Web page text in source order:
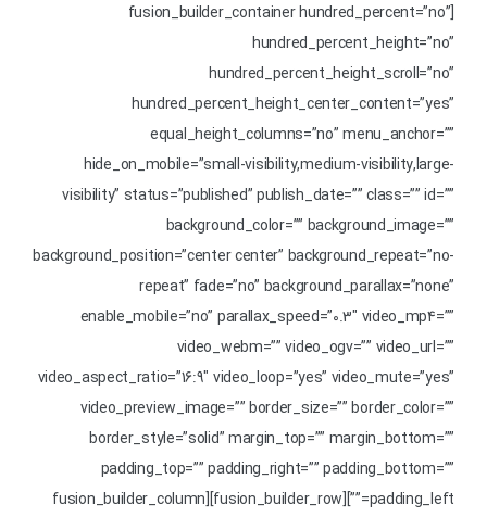
[fusion_builder_container hundred_percent=”no”
hundred_percent_height=”no”
hundred_percent_height_scroll=”no”
hundred_percent_height_center_content=”yes”
equal_height_columns=”no” menu_anchor=””
hide_on_mobile=”small-visibility,medium-visibility,large-
visibility” status=”published” publish_date=”” class=”” id=””
background_color=”” background_image=””
background_position=”center center” background_repeat=”no-
repeat” fade=”no” background_parallax=”none”
enable_mobile=”no” parallax_speed=”0.3″ video_mp4=””
video_webm=”” video_ogv=”” video_url=””
video_aspect_ratio=”16:9″ video_loop=”yes” video_mute=”yes”
video_preview_image=”” border_size=”” border_color=””
border_style=”solid” margin_top=”” margin_bottom=””
padding_top=”” padding_right=”” padding_bottom=””
padding_left=””][fusion_builder_row][fusion_builder_column